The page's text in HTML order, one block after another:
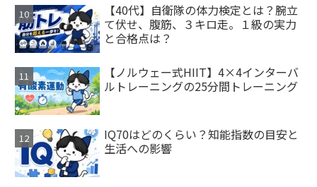
【40代】自衛隊の体力検定とは？腕立
て伏せ、腹筋、３キロ走。１級の実力
と合格点は？
【ノルウェー式HIIT】4×4インターバ
ルトレーニングの25分間トレーニング
IQ70はどのくらい？知能指数の目安と
生活への影響